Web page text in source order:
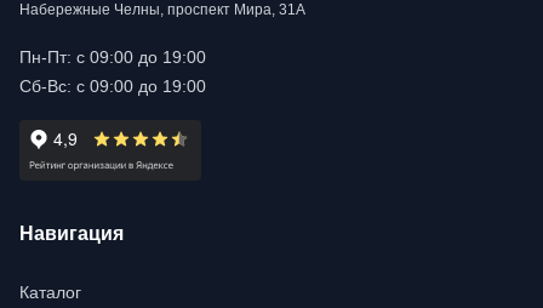
Набережные Челны, проспект Мира, 31А
Пн-Пт: с 09:00 до 19:00
Сб-Вс: с 09:00 до 19:00
Навигация
Каталог